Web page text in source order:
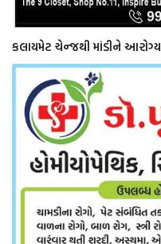
કલાયમેટ ચેન્જથી માંડીને